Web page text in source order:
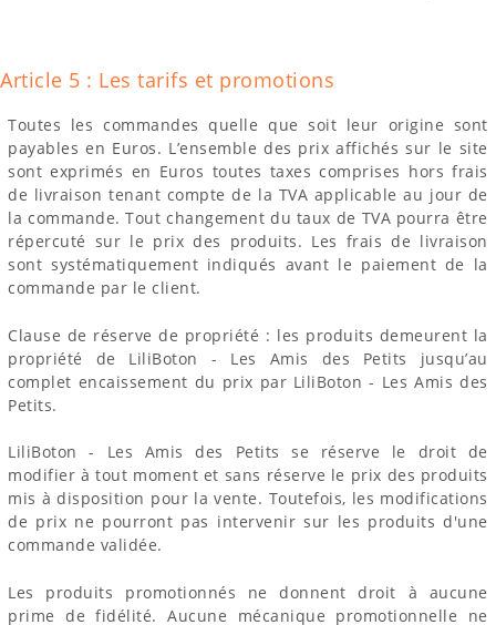
Article 5 : Les tarifs et promotions
Toutes les commandes quelle que soit leur origine sont
payables en Euros. L’ensemble des prix affichés sur le site
sont exprimés en Euros toutes taxes comprises hors frais
de livraison tenant compte de la TVA applicable au jour de
la commande. Tout changement du taux de TVA pourra être
répercuté sur le prix des produits. Les frais de livraison
sont systématiquement indiqués avant le paiement de la
commande par le client.
Clause de réserve de propriété : les produits demeurent la
propriété de LiliBoton - Les Amis des Petits jusqu’au
complet encaissement du prix par LiliBoton - Les Amis des
Petits.
LiliBoton - Les Amis des Petits se réserve le droit de
modifier à tout moment et sans réserve le prix des produits
mis à disposition pour la vente. Toutefois, les modifications
de prix ne pourront pas intervenir sur les produits d'une
commande validée.
Les produits promotionnés ne donnent droit à aucune
prime de fidélité. Aucune mécanique promotionnelle ne